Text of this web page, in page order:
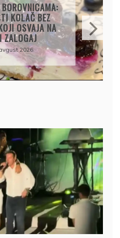
LIMUNOM I
RECEPT ZA
POSLASTICU
U USTIMA
2026.